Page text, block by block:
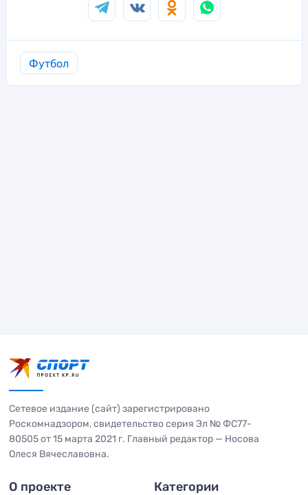
Футбол
Сетевое издание (сайт) зарегистрировано
Роскомнадзором, свидетельство серия Эл № ФС77-
80505 от 15 марта 2021 г. Главный редактор — Носова
Олеся Вячеславовна.
О проекте Категории